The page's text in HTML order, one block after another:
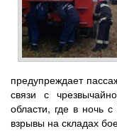
предупреждает
связи с
области, где в ночь
взрывы на складах